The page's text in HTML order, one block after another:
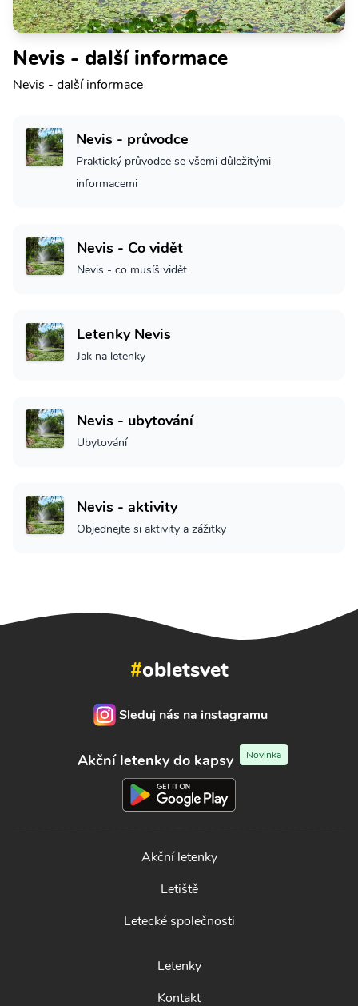
Nevis - další informace
Nevis - další informace
Nevis - průvodce
Praktický průvodce se všemi důležitými
informacemi
Nevis - Co vidět
Nevis - co musíš vidět
Letenky Nevis
Jak na letenky
Nevis - ubytování
Ubytování
Nevis - aktivity
Objednejte si aktivity a zážitky
#obletsvet
Sleduj nás na instagramu
Akční letenky do kapsy Novinka
Akční letenky
Letiště
Letecké společnosti
Letenky
Kontakt